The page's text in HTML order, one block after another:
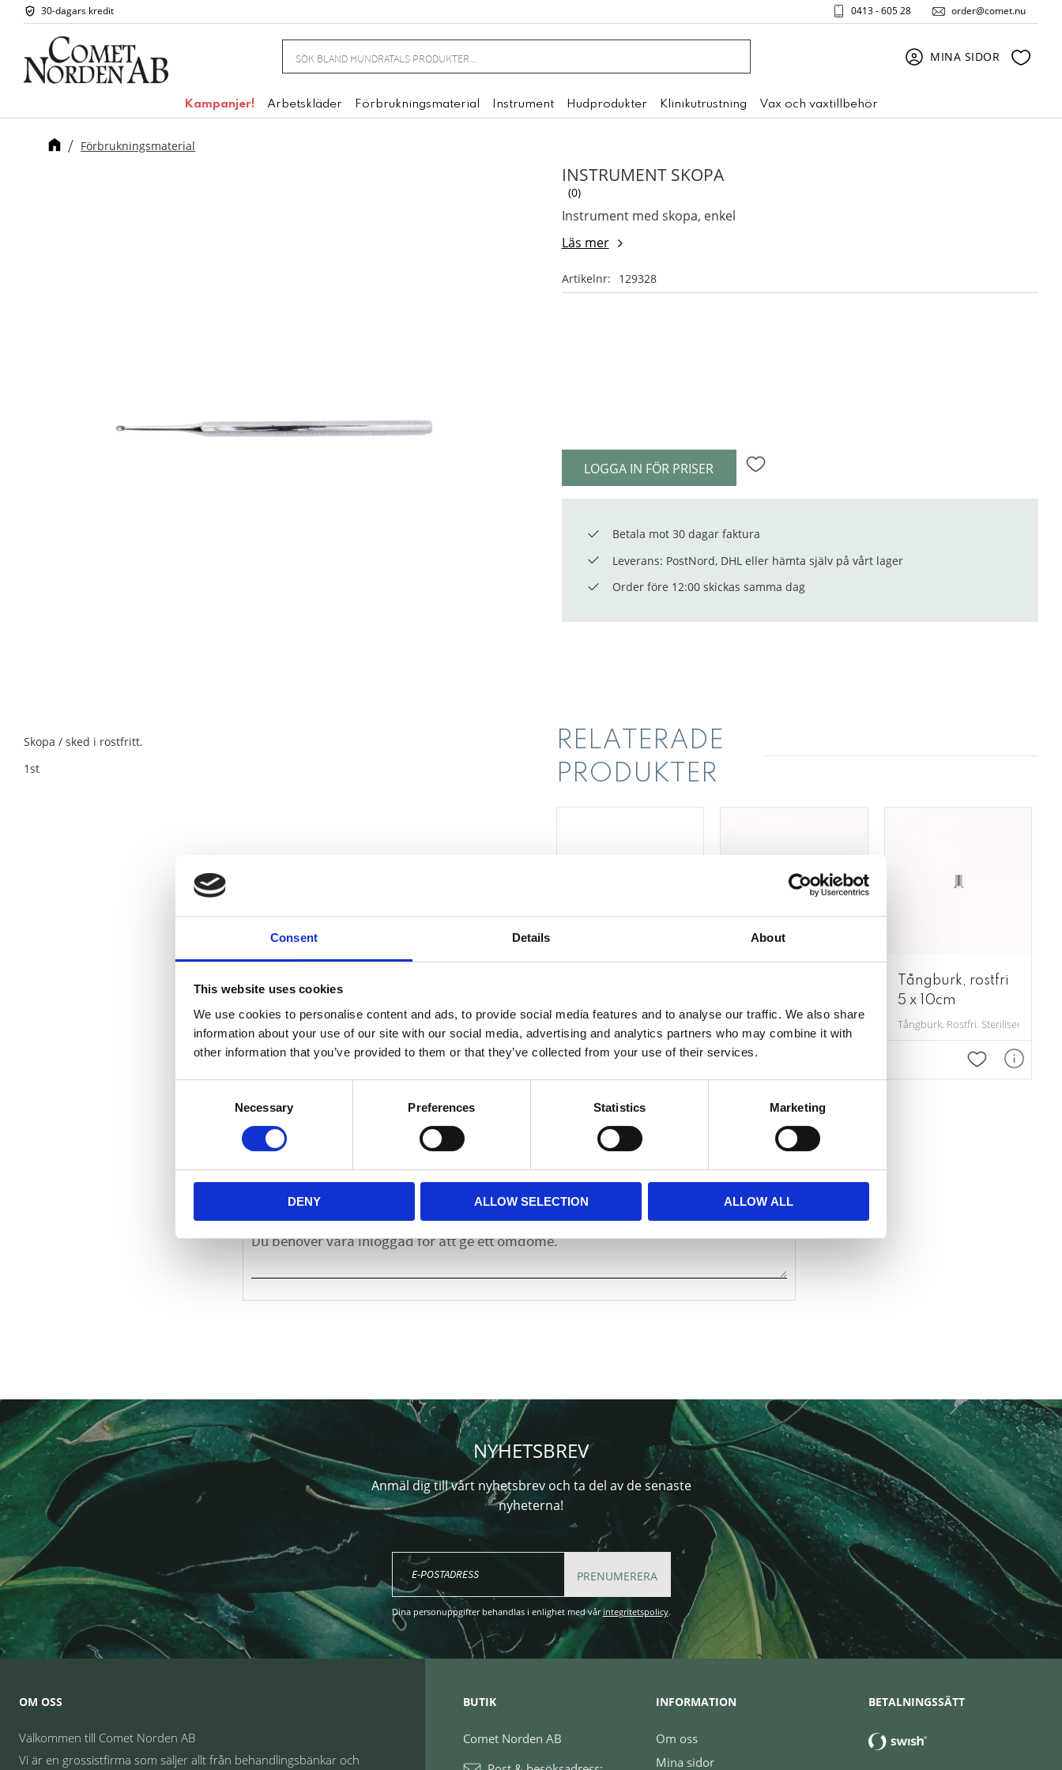
Consent Details About
This website uses cookies
We use cookies to personalise content and ads, to provide social media features and to analyse our traffic. We also share
information about your use of our site with our social media, advertising and analytics partners who may combine it with
other information that you’ve provided to them or that they’ve collected from your use of their services.
Necessary Preferences Statistics Marketing
DENY ALLOW SELECTION ALLOW ALL
30-dagars kredit 0413 - 605 28 order@comet.nu
MINA SIDOR
Kampanjer! Arbetskläder Förbrukningsmaterial Instrument Hudprodukter Klinikutrustning Vax och vaxtillbehör
Förbrukningsmaterial
INSTRUMENT SKOPA
0
Instrument med skopa, enkel
Läs mer
LOGGA IN FÖR PRISER Lägg till i favoriter
Artikelnr 129328
Betala mot 30 dagar faktura
Leverans: PostNord, DHL eller hämta själv på vårt lager
Order före 12:00 skickas samma dag
Skopa / sked i rostfritt.
1st
RELATERADE
PRODUKTER
Instrument med både skopa och krok Dubbelsidigt guttaperkainstrument tillverkat i rostfritt stål.
Tångburk, rostfri
5 x 10cm
Tångburk. Rostfri. Steriliserbar.
Lägg till i
NYHETSBREV
Anmäl dig till vårt nyhetsbrev och ta del av de senaste
nyheterna!
PRENUMERERA
Dina personuppgifter behandlas i enlighet med vår integritetspolicy.
OM OSS
Välkommen till Comet Norden AB
Vi är en grossistfirma som säljer allt från behandlingsbänkar och
BUTIK
Comet Norden AB
INFORMATION
Om oss
Mina sidor
BETALNINGSSÄTT